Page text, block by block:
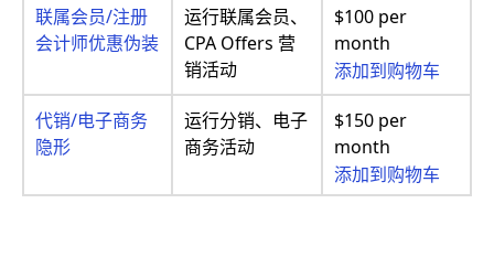
联属会员/注册
会计师优惠伪装
运行联属会员、
CPA Offers 营
销活动
$100 per
month
添加到购物车
代销/电子商务
隐形
运行分销、电子
商务活动
$150 per
month
添加到购物车